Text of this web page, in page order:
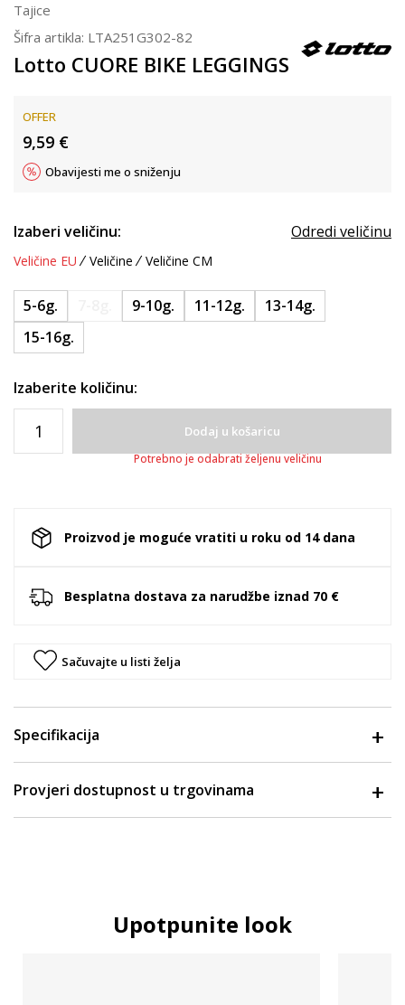
Tajice
Šifra artikla: LTA251G302-82
Lotto CUORE BIKE LEGGINGS
OFFER
9,59 €
Obavijesti me o sniženju
Izaberi veličinu: Odredi veličinu
Veličine EU Veličine Veličine CM
5-6g. 9-10g. 11-12g.
13-14g.
15-16g.
Izaberite količinu:
Dodaj u košaricu
Potrebno je odabrati željenu veličinu
Proizvod je moguće vratiti u roku od 14 dana
Besplatna dostava za narudžbe iznad 70 €
Sačuvajte u listi želja
Specifikacija
Provjeri dostupnost u trgovinama
Upotpunite look